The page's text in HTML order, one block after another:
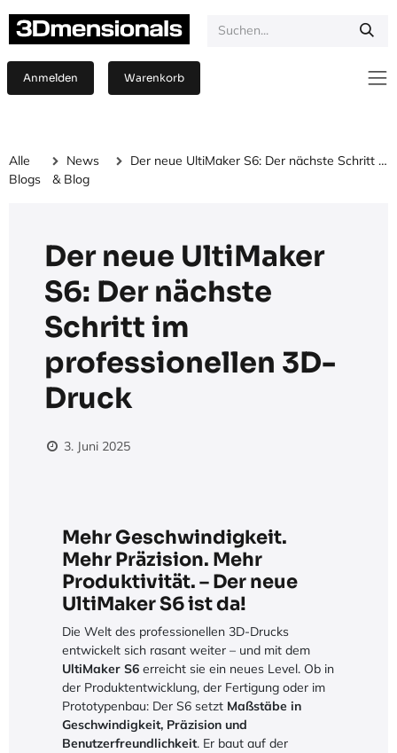
Anmelden Warenkorb
Alle
Blogs
News
& Blog
Der neue UltiMaker S6: Der nächste Schritt im professionellen 3D-Druck
Der neue UltiMaker
S6: Der nächste
Schritt im
professionellen 3D-
Druck
3. Juni 2025
Mehr Geschwindigkeit.
Mehr Präzision. Mehr
Produktivität. – Der neue
UltiMaker S6 ist da!
Die Welt des professionellen 3D-Drucks
entwickelt sich rasant weiter – und mit dem
UltiMaker S6 erreicht sie ein neues Level. Ob in
der Produktentwicklung, der Fertigung oder im
Prototypenbau: Der S6 setzt Maßstäbe in
Geschwindigkeit, Präzision und
Benutzerfreundlichkeit. Er baut auf der